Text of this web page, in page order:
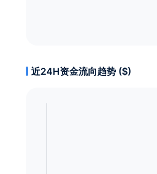
近24H资金流向趋势 ($)